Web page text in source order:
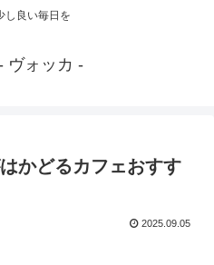
し良い毎日を
ヴォッカ -
かどるカフェおすす
2025.09.05